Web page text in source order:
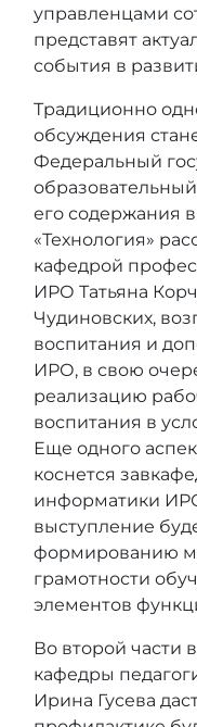
управленцами
представят
события в
Традиционно
обсуждения
Федеральный
его содержания
«Технология»
кафедрой
ИРО Татьяна
Чудиновских,
воспитания и
ИРО, в свою
реализацию
воспитания в
Еще одного
коснется
информатики
выступление
формированию
грамотности
элементов
Во второй части
кафедры
Ирина Гусева